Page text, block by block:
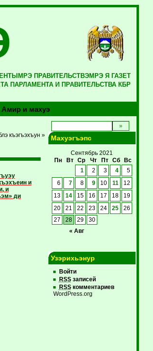
ПРАВИТЕЛЬСТВЭМРЭ Я ГАЗЕТ
ПАРЛАМЕНТА И ПРАВИТЕЛЬСТВА КБР
и махуэ
къэгъэхъун »
и
и
ди
Махуэгъэпс
Сентябрь 2021
Пн
Вт Ср Чт Пт Сб Вс
« Авг
1 2 3 4 5
6 7 8 9 10 11 12
13 14 15 16 17 18 19
20 21 22 23 24 25
26
27
28 29 30
Узэрихьэнур
Войти
RSSзаписей
RSSкомментариев
WordPress.org